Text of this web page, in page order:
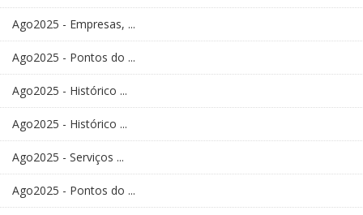
Ago2025 - Empresas, ...
Ago2025 - Pontos do ...
Ago2025 - Histórico ...
Ago2025 - Histórico ...
Ago2025 - Serviços ...
Ago2025 - Pontos do ...